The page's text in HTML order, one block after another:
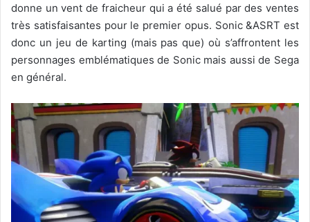
donne un vent de fraicheur qui a été salué par des ventes
très satisfaisantes pour le premier opus. Sonic &ASRT est
donc un jeu de karting (mais pas que) où s’affrontent les
personnages emblématiques de Sonic mais aussi de Sega
en général.